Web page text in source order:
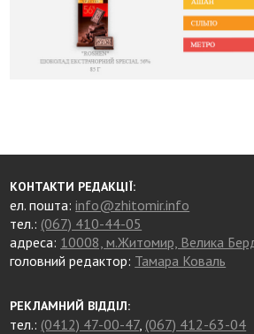
КОНТАКТИ РЕДАКЦІЇ:
ел. пошта:info@zhitomir.info
тел.: (067) 410-44-05
адреса: 10008, м.Житомир, Велика
головний редактор: Тамара Коваль
РЕКЛАМНИЙ ВІДДІЛ:
тел.: (0412) 47-00-47, (067) 412-63-04